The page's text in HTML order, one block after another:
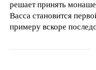
решает принять
Васса становится
примеру вскоре